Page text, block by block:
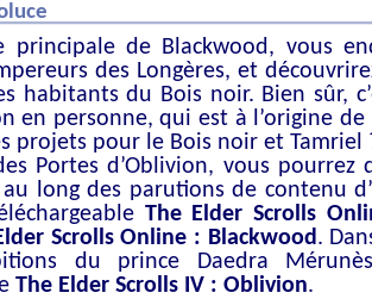
principale de Blackwood, vous
des Longères, et
habitants du Bois noir. Bien sûr,
en personne, qui est à l’origine
projets pour le Bois noir et Tamriel
Portes d’Oblivion, vous
long des parutions de contenu
The Elder Scrolls
Scrolls Online : Blackwood.
du prince Daedra
The Elder Scrolls IV : Oblivion.